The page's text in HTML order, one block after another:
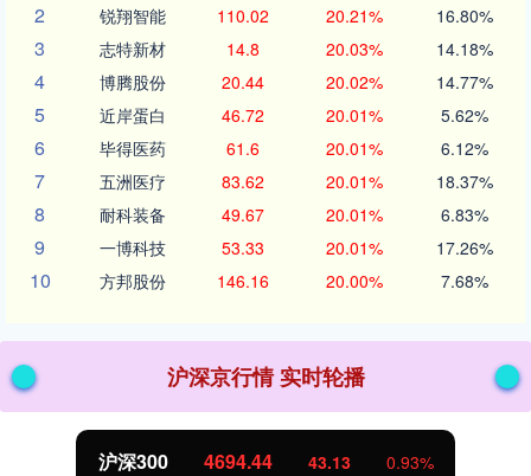
2 锐翔智能 110.02 20.21% 16.80%
3 志特新材 14.8 20.03% 14.18%
4 博腾股份 20.44 20.02% 14.77%
5 近岸蛋白 46.72 20.01% 5.62%
6 毕得医药 61.6 20.01% 6.12%
7 五洲医疗 83.62 20.01% 18.37%
8 耐科装备 49.67 20.01% 6.83%
9 一博科技 53.33 20.01% 17.26%
10 方邦股份 146.16 20.00% 7.68%
沪深京行情 实时轮播
北证50 1134.24 11.37 1.01%